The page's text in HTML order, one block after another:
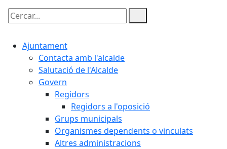
Cercar:
Ajuntament
Contacta amb l'alcalde
Salutació de l'Alcalde
Govern
Regidors
Regidors a l'oposició
Grups municipals
Organismes dependents o vinculats
Altres administracions